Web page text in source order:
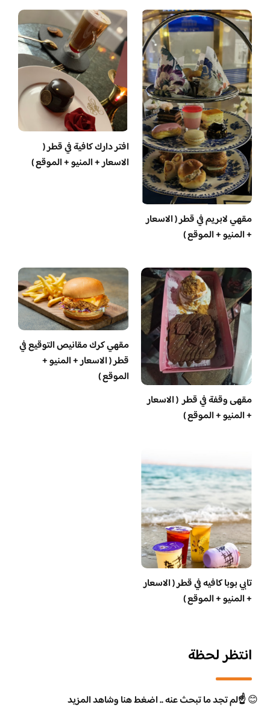
مقهي لابريم في قطر ( الاسعار
+ المنيو + الموقع )
افتر دارك كافية في قطر (
الاسعار + المنيو + الموقع )
مقهى وقفة في قطر ( الاسعار
+ المنيو + الموقع )
مقهي كرك مقانيص التوقيع في
قطر ( الاسعار + المنيو +
الموقع )
تابي بوبا كافيه في قطر ( الاسعار
+ المنيو + الموقع )
انتظر لحظة
😊☝️لم تجد ما تبحث عنه .. اضغط هنا وشاهد المزيد